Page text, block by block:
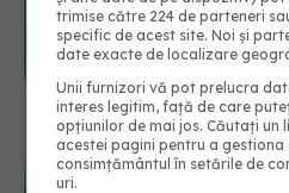
trimise către 224 de parteneri
specific de acest site. Noi și
date exacte de localizare
Unii furnizori vă pot prelucra
interes legitim, față de care
opțiunilor de mai jos. Căutați un
acestei pagini pentru a
consimțământul în setările de
uri.